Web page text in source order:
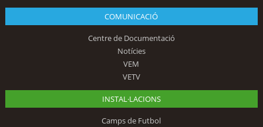
COMUNICACIÓ
Centre de Documentació
Notícies
VEM
VETV
INSTAL·LACIONS
Camps de Futbol